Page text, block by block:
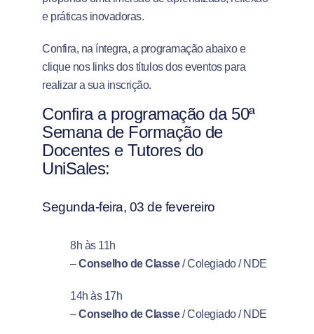
e práticas inovadoras.
Confira, na íntegra, a programação abaixo e
clique nos links dos títulos dos eventos para
realizar a sua inscrição.
Confira a programação da 50ª
Semana de Formação de
Docentes e Tutores do
UniSales:
Segunda-feira, 03 de fevereiro
8h às 11h
–Conselho de Classe/ Colegiado / NDE
14h às 17h
–Conselho de Classe/ Colegiado / NDE